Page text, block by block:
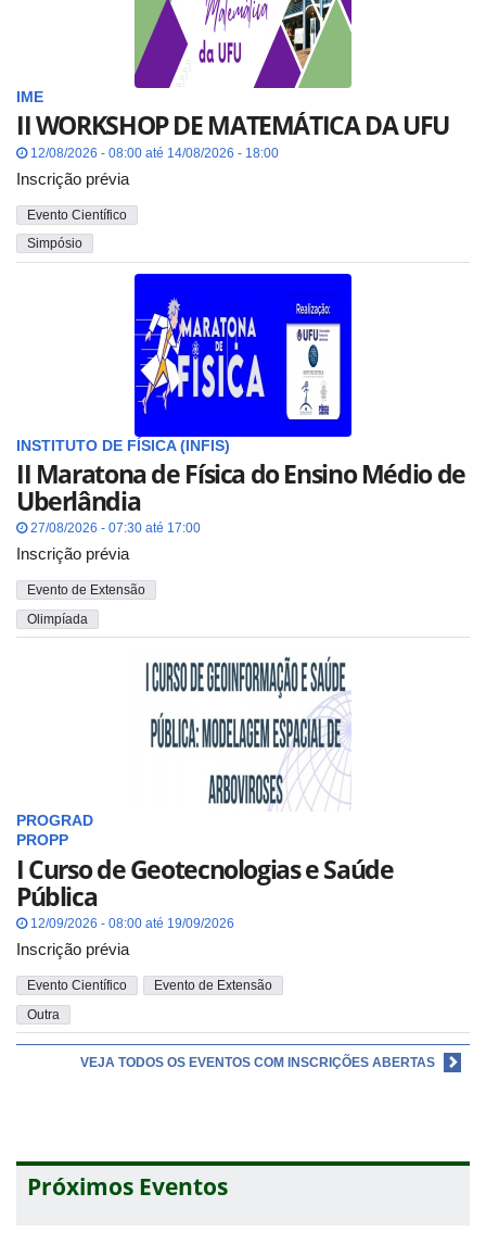
IME
II WORKSHOP DE MATEMÁTICA DA UFU
12/08/2026 - 08:00 até 14/08/2026 - 18:00
Inscrição prévia
Evento Científico
Simpósio
INSTITUTO DE FÍSICA (INFIS)
II Maratona de Física do Ensino Médio de
Uberlândia
27/08/2026 - 07:30 até 17:00
Inscrição prévia
Evento de Extensão
Olimpíada
PROGRAD
PROPP
I Curso de Geotecnologias e Saúde
Pública
12/09/2026 - 08:00 até 19/09/2026
Inscrição prévia
Evento Científico
Evento de Extensão
Outra
VEJA TODOS OS EVENTOS COM INSCRIÇÕES ABERTAS
Próximos Eventos